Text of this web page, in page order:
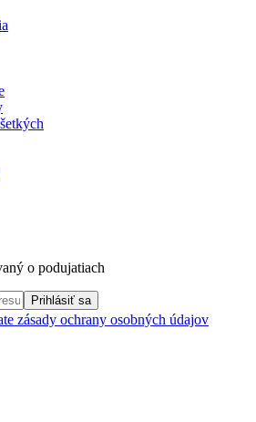
o podujatiach
zásady ochrany osobných údajov